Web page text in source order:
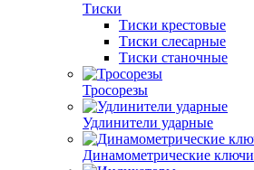
Тиски
Тиски крестовые
Тиски слесарные
Тиски станочные
Тросорезы
Удлинители ударные
Динамометрические ключи